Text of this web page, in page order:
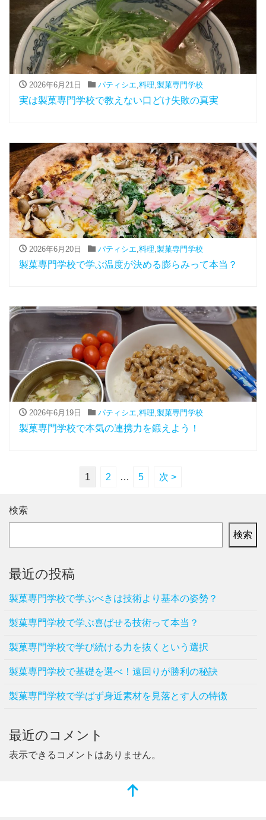
2026年6月21日 パティシエ,料理,製菓専門学校
実は製菓専門学校で教えない口どけ失敗の真実
2026年6月20日 パティシエ 料理 製菓専門学校
製菓専門学校で学ぶ温度が決める膨らみって本当？
2026年6月19日 パティシエ,料理,製菓専門学校
製菓専門学校で本気の連携力を鍛えよう！
1 2 … 5 次 >
検索
検索
最近の投稿
製菓専門学校で学ぶべきは技術より基本の姿勢？
製菓専門学校で学ぶ喜ばせる技術って本当？
製菓専門学校で学び続ける力を抜くという選択
製菓専門学校で基礎を選べ！遠回りが勝利の秘訣
製菓専門学校で学ばず身近素材を見落とす人の特徴
最近のコメント
表示できるコメントはありません。